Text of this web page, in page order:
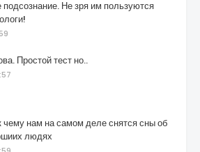
подсознание. Не зря им пользуются
Простой тест но..
чему нам на самом деле снятся сны об
людях